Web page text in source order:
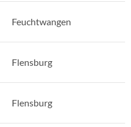
Feuchtwangen
Flensburg
Flensburg